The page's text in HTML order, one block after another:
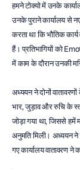
हमने टोक्यो में उनके
उनके पुराने कार्यालय से
करता था कि भौतिक
हैं। प्रतिभागियों को
में काम के दौरान उनकी
अध्ययन ने दोनों
भार, जुड़ाव और रुचि के
जोड़ा गया था, जिससे
अनुमति मिली। अध्ययन ने
गए कार्यालय वातावरण ने